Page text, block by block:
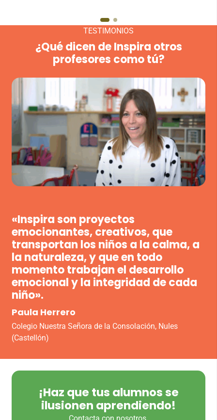
TESTIMONIOS
¿Qué dicen de Inspira otros
profesores como tú?
«Inspira son proyectos
emocionantes, creativos, que
transportan los niños a la calma, a
la naturaleza, y que en todo
momento trabajan el desarrollo
emocional y la integridad de cada
niño».
Paula Herrero
Colegio Nuestra Señora de la Consolación, Nules
(Castellón)
¡Haz que tus alumnos se
ilusionen aprendiendo!